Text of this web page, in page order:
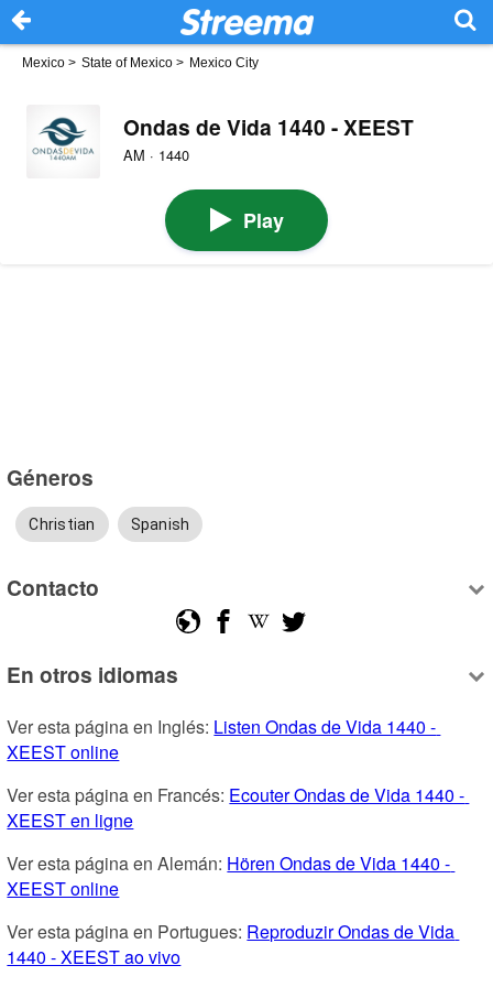
Mexico > State of Mexico > Mexico City
Ondas de Vida 1440 - XEEST
AM · 1440
Play
Géneros
Christian Spanish
Contacto
En otros idiomas
Ver esta página en Inglés: Listen Ondas de Vida 1440 -
XEEST online
Ver esta página en Francés: Ecouter Ondas de Vida 1440 -
XEEST en ligne
Ver esta página en Alemán: Hören Ondas de Vida 1440 -
XEEST online
Ver esta página en Portugues: Reproduzir Ondas de Vida
1440 - XEEST ao vivo